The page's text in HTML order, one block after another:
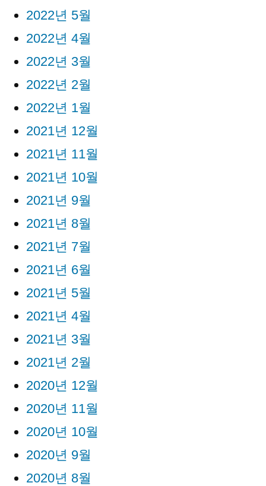
2022년 5월
2022년 4월
2022년 3월
2022년 2월
2022년 1월
2021년 12월
2021년 11월
2021년 10월
2021년 9월
2021년 8월
2021년 7월
2021년 6월
2021년 5월
2021년 4월
2021년 3월
2021년 2월
2020년 12월
2020년 11월
2020년 10월
2020년 9월
2020년 8월